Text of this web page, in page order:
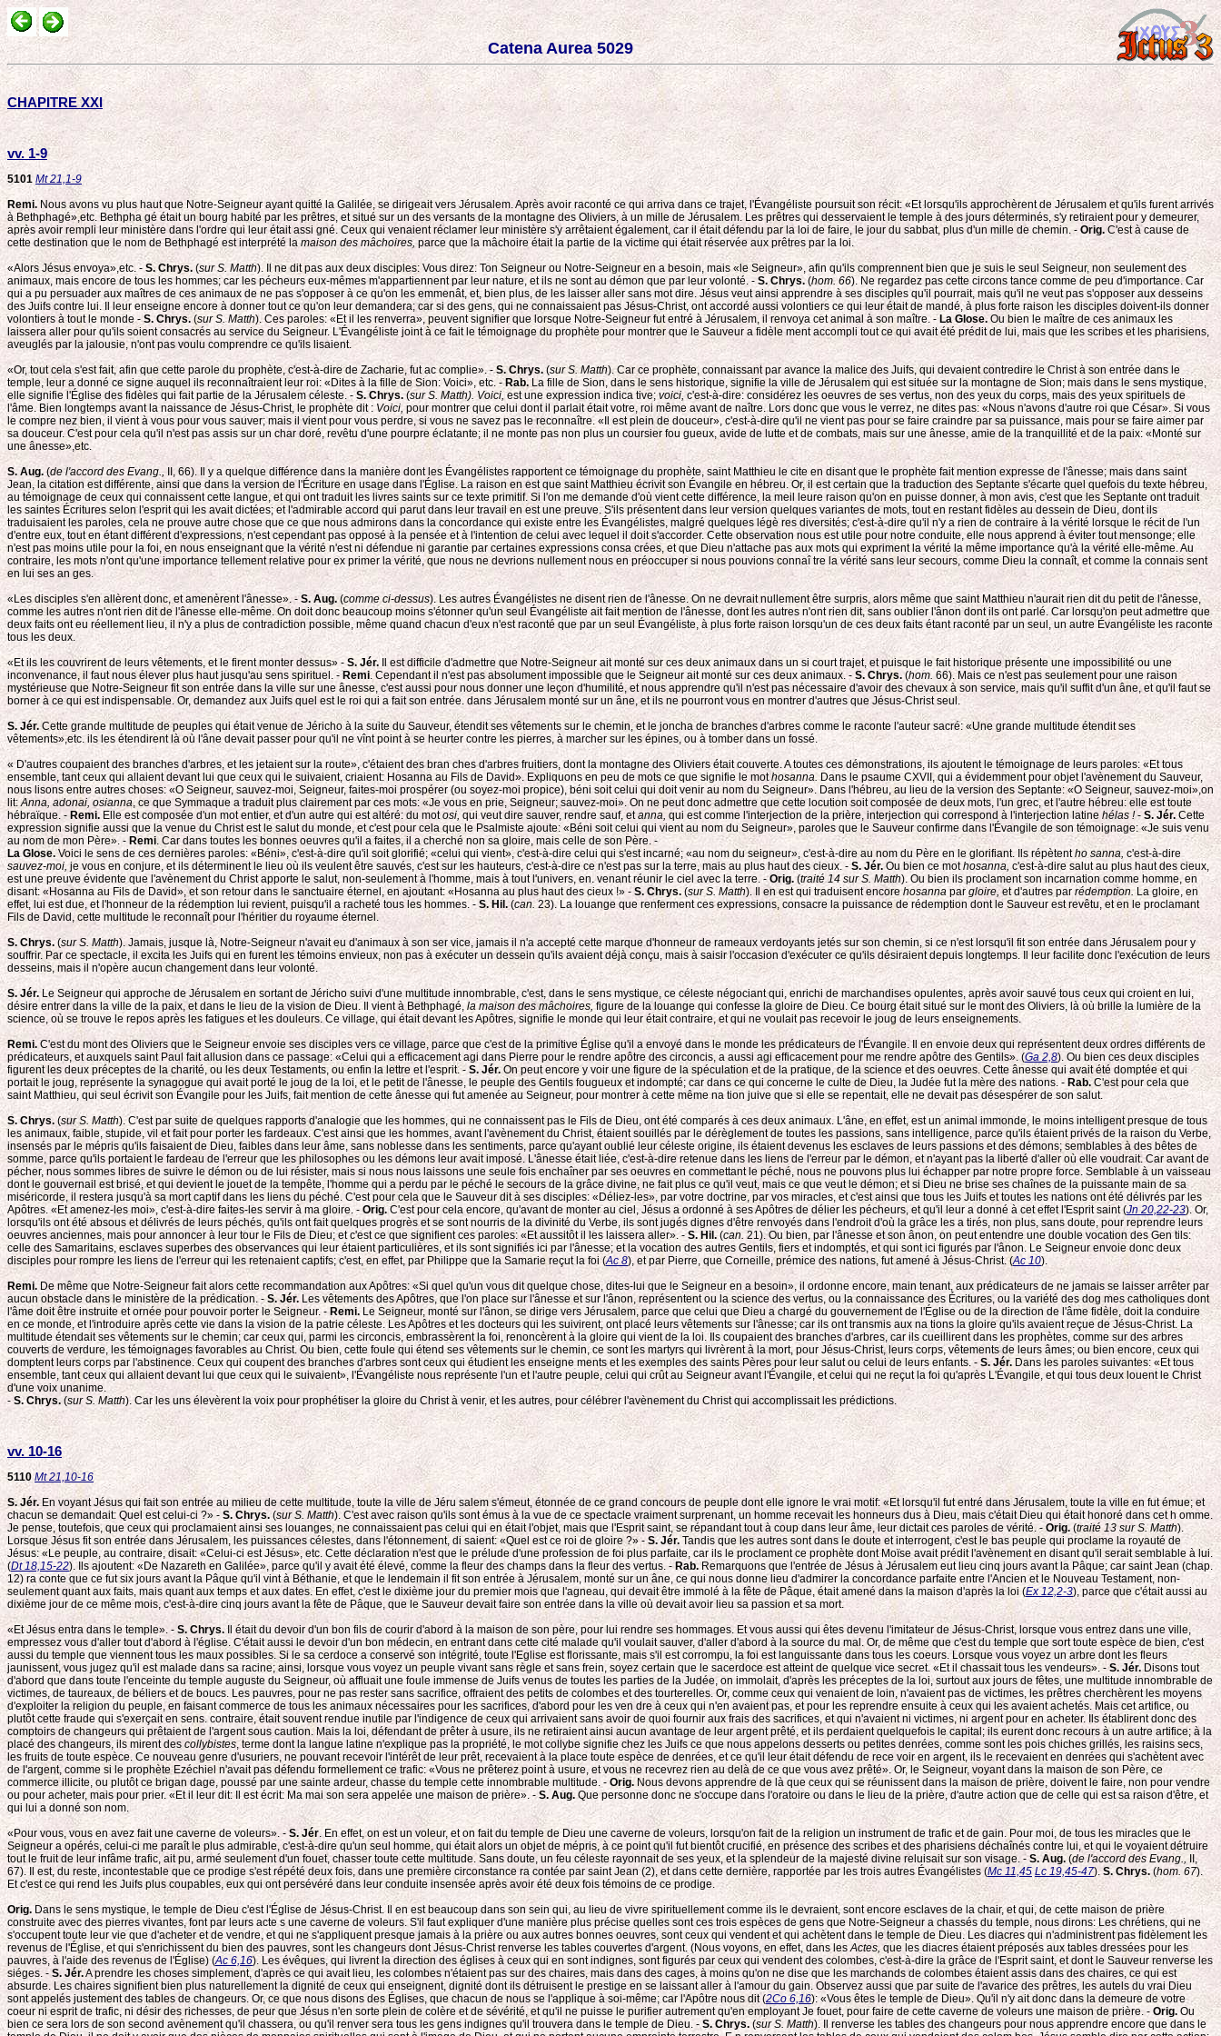
Catena Aurea 5029
CHAPITRE XXI
vv. 1-9
5101 Mt 21,1-9
Remi. Nous avons vu plus haut que Notre-Seigneur ayant quitté la Galilée, se dirigeait vers Jérusalem. Après avoir raconté ce qui arriva dans ce trajet, l'Évangéliste poursuit son récit: «Et lorsqu'ils approchèrent de Jérusalem et qu'ils furent arrivés
à Bethphagé»,etc. Bethpha gé était un bourg habité par les prêtres, et situé sur un des versants de la montagne des Oliviers, à un mille de Jérusalem. Les prêtres qui desservaient le temple à des jours déterminés, s'y retiraient pour y demeurer,
après avoir rempli leur ministère dans l'ordre qui leur était assi gné. Ceux qui venaient réclamer leur ministère s'y arrêtaient également, car il était défendu par la loi de faire, le jour du sabbat, plus d'un mille de chemin. -Orig. C'est à cause de
cette destination que le nom de Bethphagé est interprété la maison des mâchoires, parce que la mâchoire était la partie de la victime qui était réservée aux prêtres par la loi.
«Alors Jésus envoya»,etc. - S. Chrys. (sur S. Matth). Il ne dit pas aux deux disciples: Vous direz: Ton Seigneur ou Notre-Seigneur en a besoin, mais «le Seigneur», afin qu'ils comprennent bien que je suis le seul Seigneur, non seulement des
animaux, mais encore de tous les hommes; car les pécheurs eux-mêmes m'appartiennent par leur nature, et ils ne sont au démon que par leur volonté. - S. Chrys.(hom. 66). Ne regardez pas cette circons tance comme de peu d'importance. Car
qui a pu persuader aux maîtres de ces animaux de ne pas s'opposer à ce qu'on les emmenât, et, bien plus, de les laisser aller sans mot dire. Jésus veut ainsi apprendre à ses disciples qu'il pourrait, mais qu'il ne veut pas s'opposer aux desseins
des Juifs contre lui. Il leur enseigne encore à donner tout ce qu'on leur demandera; car si des gens, qui ne connaissaient pas Jésus-Christ, ont accordé aussi volontiers ce qui leur était de mandé, à plus forte raison les disciples doivent-ils donner
volontiers à tout le monde -S. Chrys. (sur S. Matth). Ces paroles: «Et il les renverra», peuvent signifier que lorsque Notre-Seigneur fut entré à Jérusalem, il renvoya cet animal à son maître. -La Glose.Ou bien le maître de ces animaux les
laissera aller pour qu'ils soient consacrés au service du Seigneur. L'Évangéliste joint à ce fait le témoignage du prophète pour montrer que le Sauveur a fidèle ment accompli tout ce qui avait été prédit de lui, mais que les scribes et les pharisiens,
aveuglés par la jalousie, n'ont pas voulu comprendre ce qu'ils lisaient.
«Or, tout cela s'est fait, afin que cette parole du prophète, c'est-à-dire de Zacharie, fut ac complie». -S. Chrys.(sur S. Matth). Car ce prophète, connaissant par avance la malice des Juifs, qui devaient contredire le Christ à son entrée dans le
temple, leur a donné ce signe auquel ils reconnaîtraient leur roi: «Dites à la fille de Sion: Voici», etc. -Rab.La fille de Sion, dans le sens historique, signifie la ville de Jérusalem qui est située sur la montagne de Sion; mais dans le sens mystique,
elle signifie l'Église des fidèles qui fait partie de la Jérusalem céleste. -S. Chrys.(sur S. Matth). Voici,est une expression indica tive;voici, c'est-à-dire: considérez les oeuvres de ses vertus, non des yeux du corps, mais des yeux spirituels de
l'âme. Bien longtemps avant la naissance de Jésus-Christ, le prophète dit : Voici, pour montrer que celui dont il parlait était votre, roi même avant de naître. Lors donc que vous le verrez, ne dites pas: «Nous n'avons d'autre roi que César». Si vous
le compre nez bien, il vient à vous pour vous sauver; mais il vient pour vous perdre, si vous ne savez pas le reconnaître. «Il est plein de douceur», c'est-à-dire qu'il ne vient pas pour se faire craindre par sa puissance, mais pour se faire aimer par
sa douceur. C'est pour cela qu'il n'est pas assis sur un char doré, revêtu d'une pourpre éclatante; il ne monte pas non plus un coursier fou gueux, avide de lutte et de combats, mais sur une ânesse, amie de la tranquillité et de la paix: «Monté sur
une ânesse»,etc.
S. Aug.(de l'accord des Evang., II, 66). Il y a quelque différence dans la manière dont les Évangélistes rapportent ce témoignage du prophète, saint Matthieu le cite en disant que le prophète fait mention expresse de l'ânesse; mais dans saint
Jean, la citation est différente, ainsi que dans la version de l'Écriture en usage dans l'Église. La raison en est que saint Matthieu écrivit son Évangile en hébreu. Or, il est certain que la traduction des Septante s'écarte quel quefois du texte hébreu,
au témoignage de ceux qui connaissent cette langue, et qui ont traduit les livres saints sur ce texte primitif. Si l'on me demande d'où vient cette différence, la meil leure raison qu'on en puisse donner, à mon avis, c'est que les Septante ont traduit
les saintes Écritures selon l'esprit qui les avait dictées; et l'admirable accord qui parut dans leur travail en est une preuve. S'ils présentent dans leur version quelques variantes de mots, tout en restant fidèles au dessein de Dieu, dont ils
traduisaient les paroles, cela ne prouve autre chose que ce que nous admirons dans la concordance qui existe entre les Évangélistes, malgré quelques légè res diversités; c'est-à-dire qu'il n'y a rien de contraire à la vérité lorsque le récit de l'un
d'entre eux, tout en étant différent d'expressions, n'est cependant pas opposé à la pensée et à l'intention de celui avec lequel il doit s'accorder. Cette observation nous est utile pour notre conduite, elle nous apprend à éviter tout mensonge; elle
n'est pas moins utile pour la foi, en nous enseignant que la vérité n'est ni défendue ni garantie par certaines expressions consa crées, et que Dieu n'attache pas aux mots qui expriment la vérité la même importance qu'à la vérité elle-même. Au
contraire, les mots n'ont qu'une importance tellement relative pour ex primer la vérité, que nous ne devrions nullement nous en préoccuper si nous pouvions connaî tre la vérité sans leur secours, comme Dieu la connaît, et comme la connais sent
en lui ses an ges.
«Les disciples s'en allèrent donc, et amenèrent l'ânesse». -S. Aug.(comme ci-dessus). Les autres Évangélistes ne disent rien de l'ânesse. On ne devrait nullement être surpris, alors même que saint Matthieu n'aurait rien dit du petit de l'ânesse,
comme les autres n'ont rien dit de l'ânesse elle-même. On doit donc beaucoup moins s'étonner qu'un seul Évangéliste ait fait mention de l'ânesse, dont les autres n'ont rien dit, sans oublier l'ânon dont ils ont parlé. Car lorsqu'on peut admettre que
deux faits ont eu réellement lieu, il n'y a plus de contradiction possible, même quand chacun d'eux n'est raconté que par un seul Évangéliste, à plus forte raison lorsqu'un de ces deux faits étant raconté par un seul, un autre Évangéliste les raconte
tous les deux.
«Et ils les couvrirent de leurs vêtements, et le firent monter dessus» - S. Jér. Il est difficile d'admettre que Notre-Seigneur ait monté sur ces deux animaux dans un si court trajet, et puisque le fait historique présente une impossibilité ou une
inconvenance, il faut nous élever plus haut jusqu'au sens spirituel. -Remi. Cependant il n'est pas absolument impossible que le Seigneur ait monté sur ces deux animaux. - S. Chrys.(hom. 66). Mais ce n'est pas seulement pour une raison
mystérieuse que Notre-Seigneur fit son entrée dans la ville sur une ânesse, c'est aussi pour nous donner une leçon d'humilité, et nous apprendre qu'il n'est pas nécessaire d'avoir des chevaux à son service, mais qu'il suffit d'un âne, et qu'il faut se
borner à ce qui est indispensable. Or, demandez aux Juifs quel est le roi qui a fait son entrée. dans Jérusalem monté sur un âne, et ils ne pourront vous en montrer d'autres que Jésus-Christ seul.
S. Jér.Cette grande multitude de peuples qui était venue de Jéricho à la suite du Sauveur, étendit ses vêtements sur le chemin, et le joncha de branches d'arbres comme le raconte l'auteur sacré: «Une grande multitude étendit ses
vêtements»,etc. ils les étendirent là où l'âne devait passer pour qu'il ne vînt point à se heurter contre les pierres, à marcher sur les épines, ou à tomber dans un fossé.
« D'autres coupaient des branches d'arbres, et les jetaient sur la route», c'étaient des bran ches d'arbres fruitiers, dont la montagne des Oliviers était couverte. A toutes ces démonstrations, ils ajoutent le témoignage de leurs paroles: «Et tous
ensemble, tant ceux qui allaient devant lui que ceux qui le suivaient, criaient: Hosanna au Fils de David». Expliquons en peu de mots ce que signifie le mothosanna. Dans le psaume CXVII, qui a évidemment pour objet l'avènement du Sauveur,
nous lisons entre autres choses: «O Seigneur, sauvez-moi, Seigneur, faites-moi prospérer (ou soyez-moi propice), béni soit celui qui doit venir au nom du Seigneur». Dans l'hébreu, au lieu de la version des Septante: «O Seigneur, sauvez-moi»,on
lit: Anna, adonai, osianna, ce que Symmaque a traduit plus clairement par ces mots: «Je vous en prie, Seigneur; sauvez-moi». On ne peut donc admettre que cette locution soit composée de deux mots, l'un grec, et l'autre hébreu: elle est toute
hébraïque. - Remi. Elle est composée d'un mot entier, et d'un autre qui est altéré: du motosi,qui veut dire sauver, rendre sauf, etanna, qui est comme l'interjection de la prière, interjection qui correspond à l'interjection latine hélas !- S. Jér.Cette
expression signifie aussi que la venue du Christ est le salut du monde, et c'est pour cela que le Psalmiste ajoute: «Béni soit celui qui vient au nom du Seigneur», paroles que le Sauveur confirme dans l'Évangile de son témoignage: «Je suis venu
au nom de mon Père». - Remi . Car dans toutes les bonnes oeuvres qu'il a faites, il a cherché non sa gloire, mais celle de son Père. -
La Glose. Voici le sens de ces dernières paroles: «Béni», c'est-à-dire qu'il soit glorifié; «celui qui vient», c'est-à-dire celui qui s'est incarné; «au nom du seigneur», c'est-à-dire au nom du Père en le glorifiant. Ils répètentho sanna, c'est-à-dire
sauvez-moi, je vous en conjure, et ils déterminent le lieu où ils veulent être sauvés, c'est sur les hauteurs, c'est-à-dire ce n'est pas sur la terre, mais au plus haut des cieux. -S. Jér.Ou bien ce mothosanna, c'est-à-dire salut au plus haut des cieux,
est une preuve évidente que l'avènement du Christ apporte le salut, non-seulement à l'homme, mais à tout l'univers, en. venant réunir le ciel avec la terre. -Orig.(traité 14 sur S. Matth). Ou bien ils proclament son incarnation comme homme, en
disant: «Hosanna au Fils de David», et son retour dans le sanctuaire éternel, en ajoutant: «Hosanna au plus haut des cieux !» -S. Chrys.(sur S. Matth). Il en est qui traduisent encorehosanna pargloire,et d'autres par rédemption.La gloire, en
effet, lui est due, et l'honneur de la rédemption lui revient, puisqu'il a racheté tous les hommes. - S. Hil.(can.23). La louange que renferment ces expressions, consacre la puissance de rédemption dont le Sauveur est revêtu, et en le proclamant
Fils de David, cette multitude le reconnaît pour l'héritier du royaume éternel.
S. Chrys.(sur S. Matth). Jamais, jusque là, Notre-Seigneur n'avait eu d'animaux à son ser vice, jamais il n'a accepté cette marque d'honneur de rameaux verdoyants jetés sur son chemin, si ce n'est lorsqu'il fit son entrée dans Jérusalem pour y
souffrir. Par ce spectacle, il excita les Juifs qui en furent les témoins envieux, non pas à exécuter un dessein qu'ils avaient déjà conçu, mais à saisir l'occasion d'exécuter ce qu'ils désiraient depuis longtemps. Il leur facilite donc l'exécution de leurs
desseins, mais il n'opère aucun changement dans leur volonté.
S. Jér.Le Seigneur qui approche de Jérusalem en sortant de Jéricho suivi d'une multitude innombrable, c'est, dans le sens mystique, ce céleste négociant qui, enrichi de marchandises opulentes, après avoir sauvé tous ceux qui croient en lui,
désire entrer dans la ville de la paix, et dans le lieu de la vision de Dieu. Il vient à Bethphagé, la maison des mâchoires,figure de la louange qui confesse la gloire de Dieu. Ce bourg était situé sur le mont des Oliviers, là où brille la lumière de la
science, où se trouve le repos après les fatigues et les douleurs. Ce village, qui était devant les Apôtres, signifie le monde qui leur était contraire, et qui ne voulait pas recevoir le joug de leurs enseignements.
Remi. C'est du mont des Oliviers que le Seigneur envoie ses disciples vers ce village, parce que c'est de la primitive Église qu'il a envoyé dans le monde les prédicateurs de l'Évangile. Il en envoie deux qui représentent deux ordres différents de
prédicateurs, et auxquels saint Paul fait allusion dans ce passage: «Celui qui a efficacement agi dans Pierre pour le rendre apôtre des circoncis, a aussi agi efficacement pour me rendre apôtre des Gentils». (Ga 2,8). Ou bien ces deux disciples
figurent les deux préceptes de la charité, ou les deux Testaments, ou enfin la lettre et l'esprit. - S. Jér. On peut encore y voir une figure de la spéculation et de la pratique, de la science et des oeuvres. Cette ânesse qui avait été domptée et qui
portait le joug, représente la synagogue qui avait porté le joug de la loi, et le petit de l'ânesse, le peuple des Gentils fougueux et indompté; car dans ce qui concerne le culte de Dieu, la Judée fut la mère des nations. - Rab.C'est pour cela que
saint Matthieu, qui seul écrivit son Évangile pour les Juifs, fait mention de cette ânesse qui fut amenée au Seigneur, pour montrer à cette même na tion juive que si elle se repentait, elle ne devait pas désespérer de son salut.
S. Chrys. (sur S. Matth). C'est par suite de quelques rapports d'analogie que les hommes, qui ne connaissent pas le Fils de Dieu, ont été comparés à ces deux animaux. L'âne, en effet, est un animal immonde, le moins intelligent presque de tous
les animaux, faible, stupide, vil et fait pour porter les fardeaux. C'est ainsi que les hommes, avant l'avènement du Christ, étaient souillés par le dérèglement de toutes les passions, sans intelligence, parce qu'ils étaient privés de la raison du Verbe,
insensés par le mépris qu'ils faisaient de Dieu, faibles dans leur âme, sans noblesse dans les sentiments, parce qu'ayant oublié leur céleste origine, ils étaient devenus les esclaves de leurs passions et des démons; semblables à des bêtes de
somme, parce qu'ils portaient le fardeau de l'erreur que les philosophes ou les démons leur avait imposé. L'ânesse était liée, c'est-à-dire retenue dans les liens de l'erreur par le démon, et n'ayant pas la liberté d'aller où elle voudrait. Car avant de
pécher, nous sommes libres de suivre le démon ou de lui résister, mais si nous nous laissons une seule fois enchaîner par ses oeuvres en commettant le péché, nous ne pouvons plus lui échapper par notre propre force. Semblable à un vaisseau
dont le gouvernail est brisé, et qui devient le jouet de la tempête, l'homme qui a perdu par le péché le secours de la grâce divine, ne fait plus ce qu'il veut, mais ce que veut le démon; et si Dieu ne brise ses chaînes de la puissante main de sa
miséricorde, il restera jusqu'à sa mort captif dans les liens du péché. C'est pour cela que le Sauveur dit à ses disciples: «Déliez-les», par votre doctrine, par vos miracles, et c'est ainsi que tous les Juifs et toutes les nations ont été délivrés par les
Apôtres. «Et amenez-les moi», c'est-à-dire faites-les servir à ma gloire. - Orig.C'est pour cela encore, qu'avant de monter au ciel, Jésus a ordonné à ses Apôtres de délier les pécheurs, et qu'il leur a donné à cet effet l'Esprit saint (Jn 20,22-23). Or,
lorsqu'ils ont été absous et délivrés de leurs péchés, qu'ils ont fait quelques progrès et se sont nourris de la divinité du Verbe, ils sont jugés dignes d'être renvoyés dans l'endroit d'où la grâce les a tirés, non plus, sans doute, pour reprendre leurs
oeuvres anciennes, mais pour annoncer à leur tour le Fils de Dieu; et c'est ce que signifient ces paroles: «Et aussitôt il les laissera aller». -S. Hil. (can. 21). Ou bien, par l'ânesse et son ânon, on peut entendre une double vocation des Gen tils:
celle des Samaritains, esclaves superbes des observances qui leur étaient particulières, et ils sont signifiés ici par l'ânesse; et la vocation des autres Gentils, fiers et indomptés, et qui sont ici figurés par l'ânon. Le Seigneur envoie donc deux
disciples pour rompre les liens de l'erreur qui les retenaient captifs; c'est, en effet, par Philippe que la Samarie reçut la foi (Ac 8), et par Pierre, que Corneille, prémice des nations, fut amené à Jésus-Christ. (Ac 10).
Remi. De même que Notre-Seigneur fait alors cette recommandation aux Apôtres: «Si quel qu'un vous dit quelque chose, dites-lui que le Seigneur en a besoin», il ordonne encore, main tenant, aux prédicateurs de ne jamais se laisser arrêter par
aucun obstacle dans le ministère de la prédication. -S. Jér. Les vêtements des Apôtres, que l'on place sur l'ânesse et sur l'ânon, représentent ou la science des vertus, ou la connaissance des Écritures, ou la variété des dog mes catholiques dont
l'âme doit être instruite et ornée pour pouvoir porter le Seigneur. - Remi. Le Seigneur, monté sur l'ânon, se dirige vers Jérusalem, parce que celui que Dieu a chargé du gouvernement de l'Église ou de la direction de l'âme fidèle, doit la conduire
en ce monde, et l'introduire après cette vie dans la vision de la patrie céleste. Les Apôtres et les docteurs qui les suivirent, ont placé leurs vêtements sur l'ânesse; car ils ont transmis aux na tions la gloire qu'ils avaient reçue de Jésus-Christ. La
multitude étendait ses vêtements sur le chemin; car ceux qui, parmi les circoncis, embrassèrent la foi, renoncèrent à la gloire qui vient de la loi. Ils coupaient des branches d'arbres, car ils cueillirent dans les prophètes, comme sur des arbres
couverts de verdure, les témoignages favorables au Christ. Ou bien, cette foule qui étend ses vêtements sur le chemin, ce sont les martyrs qui livrèrent à la mort, pour Jésus-Christ, leurs corps, vêtements de leurs âmes; ou bien encore, ceux qui
domptent leurs corps par l'abstinence. Ceux qui coupent des branches d'arbres sont ceux qui étudient les enseigne ments et les exemples des saints Pères pour leur salut ou celui de leurs enfants. - S. Jér. Dans les paroles suivantes: «Et tous
ensemble, tant ceux qui allaient devant lui que ceux qui le suivaient», l'Évangéliste nous représente l'un et l'autre peuple, celui qui crût au Seigneur avant l'Évangile, et celui qui ne reçut la foi qu'après L'Évangile, et qui tous deux louent le Christ
d'une voix unanime.
- S. Chrys.(sur S. Matth). Car les uns élevèrent la voix pour prophétiser la gloire du Christ à venir, et les autres, pour célébrer l'avènement du Christ qui accomplissait les prédictions.
vv. 10-16
5110 Mt 21,10-16
S. Jér.En voyant Jésus qui fait son entrée au milieu de cette multitude, toute la ville de Jéru salem s'émeut, étonnée de ce grand concours de peuple dont elle ignore le vrai motif: «Et lorsqu'il fut entré dans Jérusalem, toute la ville en fut émue; et
chacun se demandait: Quel est celui-ci ?» - S. Chrys. (sur S. Matth). C'est avec raison qu'ils sont émus à la vue de ce spectacle vraiment surprenant, un homme recevait les honneurs dus à Dieu, mais c'était Dieu qui était honoré dans cet h omme.
Je pense, toutefois, que ceux qui proclamaient ainsi ses louanges, ne connaissaient pas celui qui en était l'objet, mais que l'Esprit saint, se répandant tout à coup dans leur âme, leur dictait ces paroles de vérité. - Orig. (traité 13 sur S. Matth).
Lorsque Jésus fit son entrée dans Jérusalem, les puissances célestes, dans l'étonnement, di saient: «Quel est ce roi de gloire ?» -S. Jér. Tandis que les autres sont dans le doute et interrogent, c'est le bas peuple qui proclame la royauté de
Jésus: «Le peuple, au contraire, disait: «Celui-ci est Jésus», etc. Cette déclaration n'est que le prélude d'une profession de foi plus parfaite, car ils le proclament ce prophète dont Moïse avait prédit l'avènement en disant qu'il serait semblable à lui.
(Dt 18,15-22). Ils ajoutent: «De Nazareth en Galilée», parce qu'il y avait été élevé, comme la fleur des champs dans la fleur des vertus. - Rab.Remarquons que l'entrée de Jésus à Jérusalem eut lieu cinq jours avant la Pâque; car saint Jean (chap.
12) ra conte que ce fut six jours avant la Pâque qu'il vint à Béthanie, et que le lendemain il fit son entrée à Jérusalem, monté sur un âne, ce qui nous donne lieu d'admirer la concordance parfaite entre l'Ancien et le Nouveau Testament, non-
seulement quant aux faits, mais quant aux temps et aux dates. En effet, c'est le dixième jour du premier mois que l'agneau, qui devait être immolé à la fête de Pâque, était amené dans la maison d'après la loi (Ex 12,2-3), parce que c'était aussi au
dixième jour de ce même mois, c'est-à-dire cinq jours avant la fête de Pâque, que le Sauveur devait faire son entrée dans la ville où devait avoir lieu sa passion et sa mort.
«Et Jésus entra dans le temple». - S. Chrys.Il était du devoir d'un bon fils de courir d'abord à la maison de son père, pour lui rendre ses hommages. Et vous aussi qui êtes devenu l'imitateur de Jésus-Christ, lorsque vous entrez dans une ville,
empressez vous d'aller tout d'abord à l'église. C'était aussi le devoir d'un bon médecin, en entrant dans cette cité malade qu'il voulait sauver, d'aller d'abord à la source du mal. Or, de même que c'est du temple que sort toute espèce de bien, c'est
aussi du temple que viennent tous les maux possibles. Si le sa cerdoce a conservé son intégrité, toute l'Eglise est florissante, mais s'il est corrompu, la foi est languissante dans tous les coeurs. Lorsque vous voyez un arbre dont les fleurs
jaunissent, vous jugez qu'il est malade dans sa racine; ainsi, lorsque vous voyez un peuple vivant sans règle et sans frein, soyez certain que le sacerdoce est atteint de quelque vice secret. «Et il chassait tous les vendeurs». -S. Jér. Disons tout
d'abord que dans toute l'enceinte du temple auguste du Seigneur, où affluait une foule immense de Juifs venus de toutes les parties de la Judée, on immolait, d'après les préceptes de la loi, surtout aux jours de fêtes, une multitude innombrable de
victimes, de taureaux, de béliers et de boucs. Les pauvres, pour ne pas rester sans sacrifice, offraient des petits de colombes et des tourterelles. Or, comme ceux qui venaient de loin, n'avaient pas de victimes, les prêtres cherchèrent les moyens
d'exploiter la religion du peuple, en faisant commerce de tous les animaux nécessaires pour les sacrifices, d'abord pour les ven dre à ceux qui n'en avaient pas, et pour les reprendre ensuite à ceux qui les avaient achetés. Mais cet artifice, ou
plutôt cette fraude qui s'exerçait en sens. contraire, était souvent rendue inutile par l'indigence de ceux qui arrivaient sans avoir de quoi fournir aux frais des sacrifices, et qui n'avaient ni victimes, ni argent pour en acheter. Ils établirent donc des
comptoirs de changeurs qui prêtaient de l'argent sous caution. Mais la loi, défendant de prêter à usure, ils ne retiraient ainsi aucun avantage de leur argent prêté, et ils perdaient quelquefois le capital; ils eurent donc recours à un autre artifice; à la
placé des changeurs, ils mirent des collybistes, terme dont la langue latine n'explique pas la propriété, le mot collybe signifie chez les Juifs ce que nous appelons desserts ou petites denrées, comme sont les pois chiches grillés, les raisins secs,
les fruits de toute espèce. Ce nouveau genre d'usuriers, ne pouvant recevoir l'intérêt de leur prêt, recevaient à la place toute espèce de denrées, et ce qu'il leur était défendu de rece voir en argent, ils le recevaient en denrées qui s'achètent avec
de l'argent, comme si le prophète Ezéchiel n'avait pas défendu formellement ce trafic: «Vous ne prêterez point à usure, et vous ne recevrez rien au delà de ce que vous avez prêté». Or, le Seigneur, voyant dans la maison de son Père, ce
commerce illicite, ou plutôt ce brigan dage, poussé par une sainte ardeur, chasse du temple cette innombrable multitude. - Orig. Nous devons apprendre de là que ceux qui se réunissent dans la maison de prière, doivent le faire, non pour vendre
ou pour acheter, mais pour prier. «Et il leur dit: Il est écrit: Ma mai son sera appelée une maison de prière». - S. Aug. Que personne donc ne s'occupe dans l'oratoire ou dans le lieu de la prière, d'autre action que de celle qui est sa raison d'être, et
qui lui a donné son nom.
«Pour vous, vous en avez fait une caverne de voleurs». - S. Jér . En effet, on est un voleur, et on fait du temple de Dieu une caverne de voleurs, lorsqu'on fait de la religion un instrument de trafic et de gain. Pour moi, de tous les miracles que le
Seigneur a opérés, celui-ci me paraît le plus admirable, c'est-à-dire qu'un seul homme, qui était alors un objet de mépris, à ce point qu'il fut bientôt crucifié, en présence des scribes et des pharisiens déchaînés contre lui, et qui le voyaient détruire
tout le fruit de leur infâme trafic, ait pu, armé seulement d'un fouet, chasser toute cette multitude. Sans doute, un feu céleste rayonnait de ses yeux, et la splendeur de la majesté divine reluisait sur son visage. -S. Aug. (de l'accord des Evang.,
II,
67). Il est, du reste, incontestable que ce prodige s'est répété deux fois, dans une première circonstance ra contée par saint Jean (2), et dans cette dernière, rapportée par les trois autres Évangélistes (Mc 11,45 Lc 19,45-47).S. Chrys. (hom. 67).
Et c'est ce qui rend les Juifs plus coupables, eux qui ont persévéré dans leur conduite insensée après avoir été deux fois témoins de ce prodige.
Orig.Dans le sens mystique, le temple de Dieu c'est l'Église de Jésus-Christ. Il en est beaucoup dans son sein qui, au lieu de vivre spirituellement comme ils le devraient, sont encore esclaves de la chair, et qui, de cette maison de prière
construite avec des pierres vivantes, font par leurs acte s une caverne de voleurs. S'il faut expliquer d'une manière plus précise quelles sont ces trois espèces de gens que Notre-Seigneur a chassés du temple, nous dirons: Les chrétiens, qui ne
s'occupent toute leur vie que d'acheter et de vendre, et qui ne s'appliquent presque jamais à la prière ou aux autres bonnes oeuvres, sont ceux qui vendent et qui achètent dans le temple de Dieu. Les diacres qui n'administrent pas fidèlement les
revenus de l'Église, et qui s'enrichissent du bien des pauvres, sont les changeurs dont Jésus-Christ renverse les tables couvertes d'argent. (Nous voyons, en effet, dans les Actes,que les diacres étaient préposés aux tables dressées pour les
pauvres, à l'aide des revenus de l'Église) (Ac 6,16). Les évêques, qui livrent la direction des églises à ceux qui en sont indignes, sont figurés par ceux qui vendent des colombes, c'est-à-dire la grâce de l'Esprit saint, et dont le Sauveur renverse les
siéges. - S. Jér.A prendre les choses simplement, d'après ce qui avait lieu, les colombes n'étaient pas sur des chaires, mais dans des cages, à moins qu'on ne dise que les marchands de colombes étaient assis dans des chaires, ce qui est
absurde. Les chaires signifient bien plus naturellement la dignité de ceux qui enseignent, dignité dont ils détruisent le prestige en se laissant aller à l'amour du gain. Observez aussi que par suite de l'avarice des prêtres, les autels du vrai Dieu
sont appelés justement des tables de changeurs. Or, ce que nous disons des Églises, que chacun de nous se l'applique à soi-même; car l'Apôtre nous dit (2Co 6,16): «Vous êtes le temple de Dieu». Qu'il n'y ait donc dans la demeure de votre
coeur ni esprit de trafic, ni désir des richesses, de peur que Jésus n'en sorte plein de colère et de sévérité, et qu'il ne puisse le purifier autrement qu'en employant Je fouet, pour faire de cette caverne de voleurs une maison de prière. - Orig. Ou
bien ce sera lors de son second avènement qu'il chassera, ou qu'il renver sera tous les gens indignes qu'il trouvera dans le temple de Dieu. - S. Chrys.(sur S. Matth). Il renverse les tables des changeurs pour nous apprendre encore que dans le